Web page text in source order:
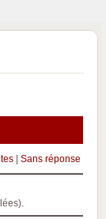
| Sans réponse